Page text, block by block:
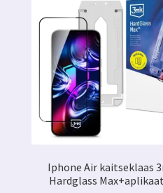
Iphone Air kaitseklaas
Hardglass